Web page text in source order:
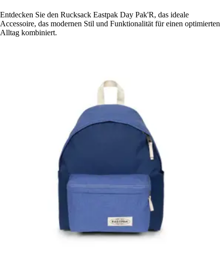
Entdecken Sie den Rucksack Eastpak Day Pak'R, das ideale
Accessoire, das modernen Stil und Funktionalität für einen optimierten
Alltag kombiniert.